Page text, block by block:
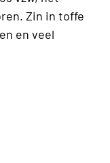
Zin in toffe
en veel